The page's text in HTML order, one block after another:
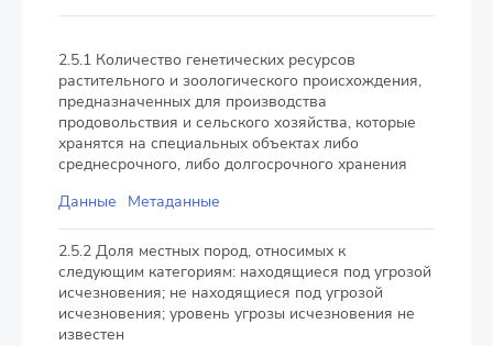
2.5.1 Количество генетических ресурсов
растительного и зоологического происхождения,
предназначенных для производства
продовольствия и сельского хозяйства, которые
хранятся на специальных объектах либо
среднесрочного, либо долгосрочного хранения
Данные
Метаданные
2.5.2 Доля местных пород, относимых к
следующим категориям: находящиеся под угрозой
исчезновения; не находящиеся под угрозой
исчезновения; уровень угрозы исчезновения не
известен